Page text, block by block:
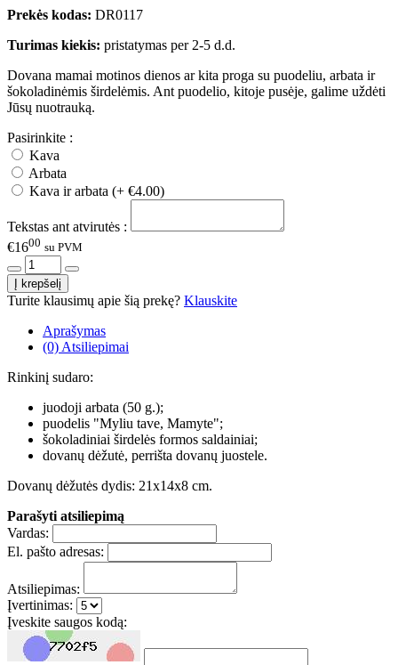
Prekės kodas: DR0117
Turimas kiekis: pristatymas per 2-5 d.d.
Dovana mamai motinos dienos ar kita proga su puodeliu, arbata ir
šokoladinėmis širdelėmis. Ant puodelio, kitoje pusėje, galime uždėti
Jūsų nuotrauką.
Pasirinkite :
Kava
Arbata
Kava ir arbata (+ €4.00)
Tekstas ant atvirutės :
€1600 su PVM
Turite klausimų apie šią prekę? Klauskite
Aprašymas
(0) Atsiliepimai
Rinkinį sudaro:
juodoji arbata (50 g.);
puodelis "Myliu tave, Mamyte";
šokoladiniai širdelės formos saldainiai;
dovanų dėžutė, perrišta dovanų juostele.
Dovanų dėžutės dydis: 21x14x8 cm.
Parašyti atsiliepimą
Vardas:
El. pašto adresas:
Atsiliepimas:
Įvertinimas:
Įveskite saugos kodą: